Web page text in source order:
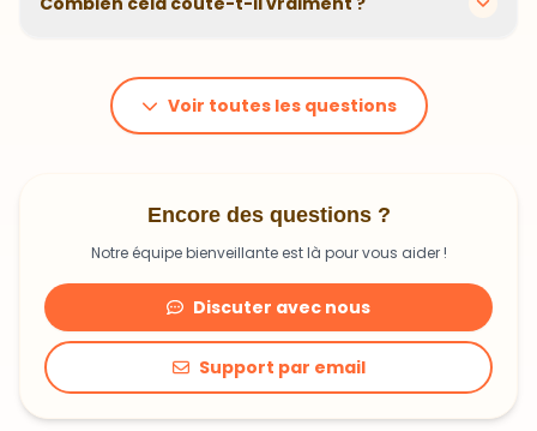
animal. En moyenne, comptez 1,20€ à 1,99€ par jour.
C'est un investissement dans sa santé qui peut vous
faire économiser en frais vétérinaires !
Voir toutes les questions
Encore des questions ?
Notre équipe bienveillante est là pour vous aider !
Discuter avec nous
Support par email